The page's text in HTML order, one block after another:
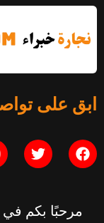
يوليو 16, 2026
ابق على